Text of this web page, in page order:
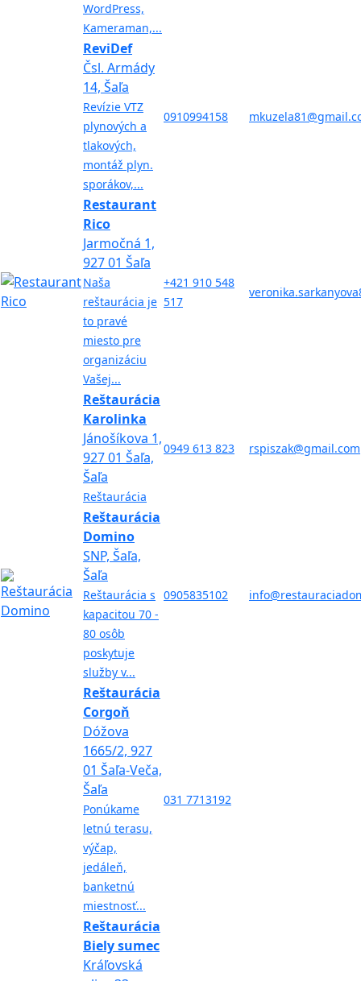
WordPress,
Kameraman,...
ReviDef
Čsl. Armády
14, Šaľa
Revízie VTZ
plynových a
tlakových,
montáž plyn.
sporákov,...
0910994158
Restaurant
Rico
Jarmočná 1,
927 01 Šaľa
Naša
reštaurácia je
to pravé
miesto pre
organizáciu
Vašej...
+421 910 548
517
Reštaurácia
Karolinka
Jánošíkova 1,
927 01 Šaľa,
Šaľa
Reštaurácia
0949 613 823 rspiszak@gmail.com
Reštaurácia
Domino
SNP, Šaľa,
Šaľa
Reštaurácia s
kapacitou 70 -
80 osôb
poskytuje
služby v...
0905835102
Reštaurácia
Corgoň
Dóžova
1665/2, 927
01 Šaľa-Veča,
Šaľa
Ponúkame
letnú terasu,
výčap,
jedáleň,
banketnú
miestnosť...
031 7713192
Reštaurácia
Biely sumec
Kráľovská